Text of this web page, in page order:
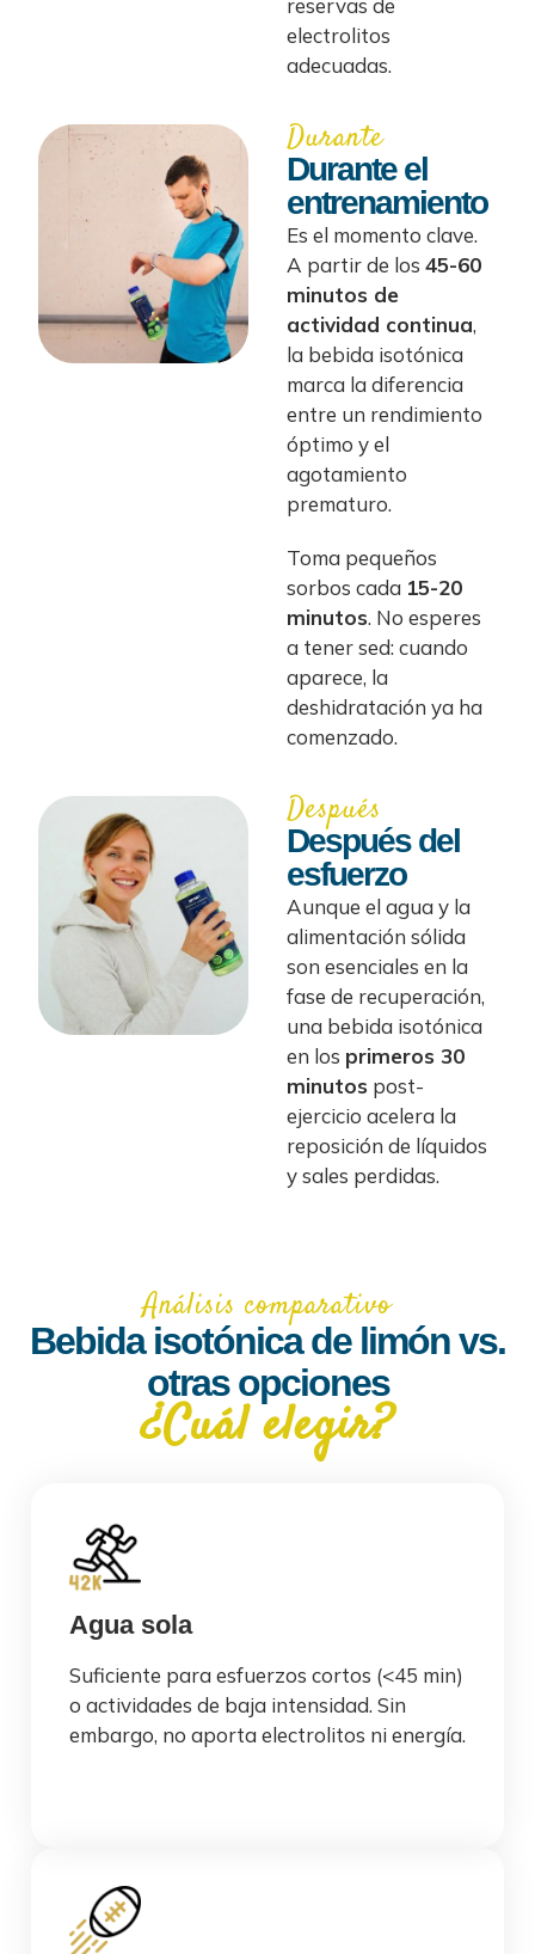
reservas de
electrolitos
adecuadas.
Durante
Durante el
entrenamiento
Es el momento clave.
A partir de los 45-60
minutos de
actividad continua,
la bebida isotónica
marca la diferencia
entre un rendimiento
óptimo y el
agotamiento
prematuro.
Toma pequeños
sorbos cada 15-20
minutos. No esperes
a tener sed: cuando
aparece, la
deshidratación ya ha
comenzado.
Después
Después del
esfuerzo
Aunque el agua y la
alimentación sólida
son esenciales en la
fase de recuperación,
una bebida isotónica
en los primeros 30
minutos post-
ejercicio acelera la
reposición de líquidos
y sales perdidas.
Análisis comparativo
Bebida isotónica de limón vs.
otras opciones
¿Cuál elegir?
Agua sola
Suficiente para esfuerzos cortos (<45 min)
o actividades de baja intensidad. Sin
embargo, no aporta electrolitos ni energía.